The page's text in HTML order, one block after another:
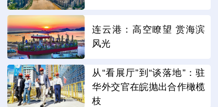
连云港：高空瞭望 赏海滨
风光
从“看展厅”到“谈落地”：驻
华外交官在皖抛出合作橄榄
枝